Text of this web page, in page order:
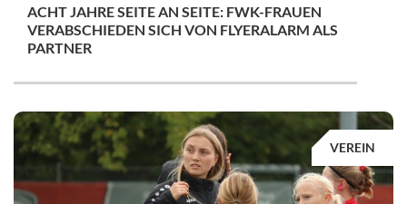
ACHT JAHRE SEITE AN SEITE: FWK-FRAUEN
VERABSCHIEDEN SICH VON FLYERALARM ALS
PARTNER
VEREIN